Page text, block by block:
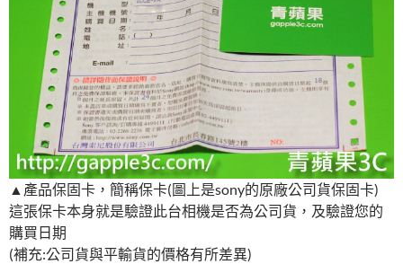
▲產品保固卡，簡稱保卡(圖上是sony的原廠公司貨保固卡)
這張保卡本身就是驗證此台相機是否為公司貨，及驗證您的
購買日期
(補充:公司貨與平輸貨的價格有所差異)